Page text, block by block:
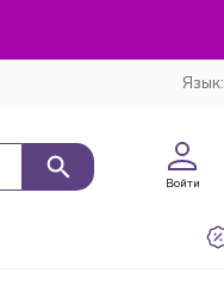
Язык:
Войти